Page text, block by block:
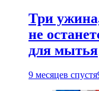
Три
не
для мытья
9 месяцев спустя